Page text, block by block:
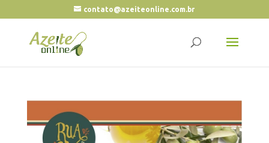
contato@azeiteonline.com.br